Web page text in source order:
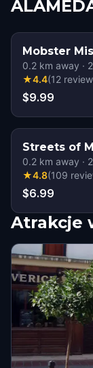
Mobster
0.2 km away · 2
★4.4(12
$9.99
Streets of
0.2 km away · 2
★4.8(109
$6.99
Atrakcje